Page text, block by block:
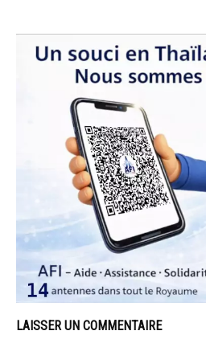
LAISSER UN COMMENTAIRE